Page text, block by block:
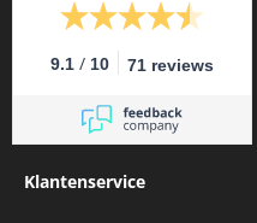
9.1 / 10 71 reviews
Klantenservice